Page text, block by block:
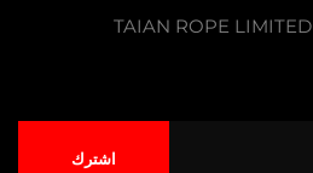
والرؤى من فريقنا في شركة TAIAN ROPE LIMITED
اشترك